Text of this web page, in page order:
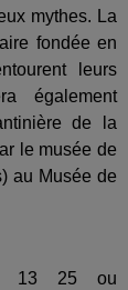
mythes. La
fondée en
leurs
également
de la
le musée de
au Musée de
13 25 ou